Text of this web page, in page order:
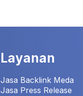
Layanan
Jasa Backlink Meda
Jasa Press Release